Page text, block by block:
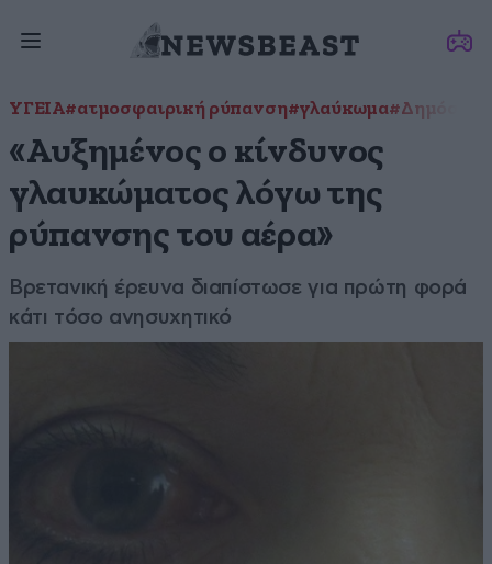
ΥΓΕΙΑ#ατμοσφαιρική ρύπανση#γλαύκωμα#Δημόσια
«Αυξημένος ο κίνδυνος
γλαυκώματος λόγω της
ρύπανσης του αέρα»
Βρετανική έρευνα διαπίστωσε για πρώτη φορά
κάτι τόσο ανησυχητικό